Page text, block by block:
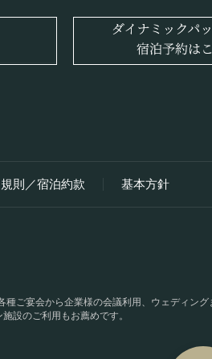
則／宿泊約款 基本方針
ご宴会から企業様の会議利用、ウェディング
設のご利用もお薦めです。